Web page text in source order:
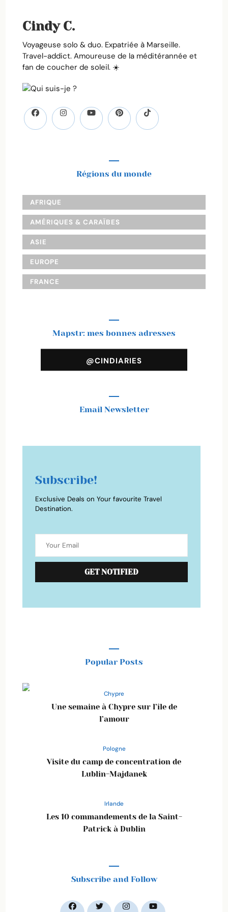
Cindy C.
Voyageuse solo & duo. Expatriée à Marseille.
Travel-addict. Amoureuse de la méditérannée et
fan de coucher de soleil. ☀️
Régions du monde
AFRIQUE
AMÉRIQUES & CARAÏBES
ASIE
EUROPE
FRANCE
Mapstr: mes bonnes adresses
@CINDIARIES
Email Newsletter
Subscribe!
Exclusive Deals on Your favourite Travel
Destination.
Popular Posts
Chypre
Une semaine à Chypre sur l’île de
l’amour
Pologne
Visite du camp de concentration de
Lublin-Majdanek
Irlande
Les 10 commandements de la Saint-
Patrick à Dublin
Subscribe and Follow